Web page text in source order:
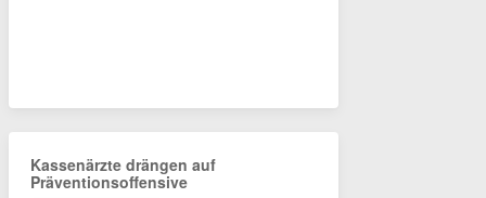
Kassenärzte drängen auf
Präventionsoffensive